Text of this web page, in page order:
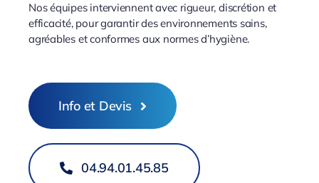
Nos équipes interviennent avec rigueur, discrétion et
efficacité, pour garantir des environnements sains,
agréables et conformes aux normes d’hygiène.
Info et Devis
04.94.01.45.85